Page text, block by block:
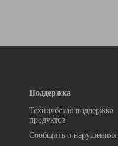
Поддержка
Техническая поддержка
продуктов
Сообщить о нарушениях